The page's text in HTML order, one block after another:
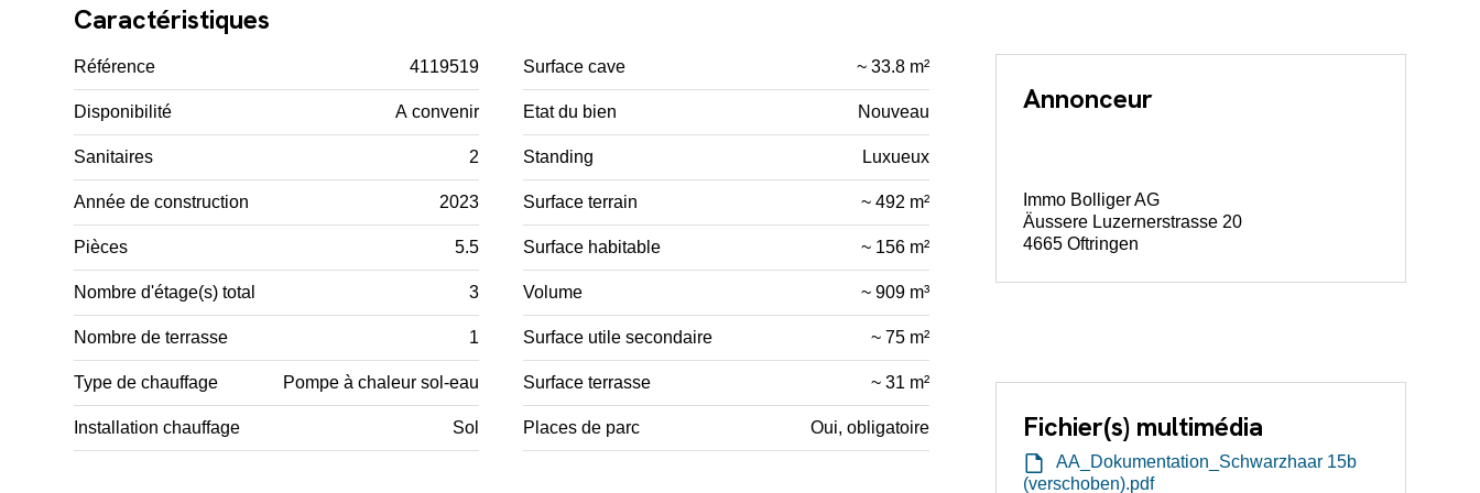
Caractéristiques
Référence 4119519
Disponibilité A convenir
Sanitaires 2
Année de construction 2023
Pièces 5.5
Nombre d'étage(s) total 3
Nombre de terrasse 1
Type de chauffage Pompe à chaleur sol-eau
Installation chauffage Sol
Surface cave ~ 33.8 m²
Etat du bien Nouveau
Standing Luxueux
Surface terrain ~ 492 m²
Surface habitable ~ 156 m²
Volume ~ 909 m³
Surface utile secondaire ~ 75 m²
Surface terrasse ~ 31 m²
Places de parc Oui, obligatoire
Annonceur
Immo Bolliger AG
Äussere Luzernerstrasse 20
4665 Oftringen
Fichier(s) multimédia
AA_Dokumentation_Schwarzhaar 15b
(verschoben).pdf